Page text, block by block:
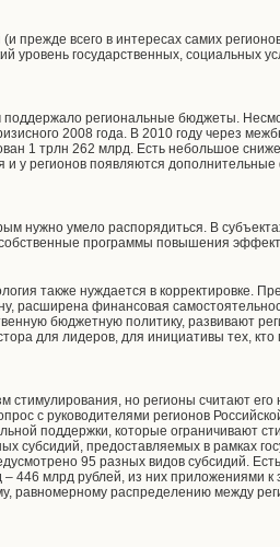
прежде всего в интересах самих
уровень государственных, социальных
региональные бюджеты.
2008 года. В 2010 году через
1 трлн 262 млрд. Есть небольшое
и у регионов появляются
нужно умело распорядиться. В
программы повышения
также нуждается в корректировке.
расширена финансовая
бюджетную политику, развивают
для лидеров, для инициативы тех, кто
но регионы считают его
с руководителями регионов
поддержки, которые ограничивают
субсидий, предоставляемых в рамках
95 разных видов субсидий.
446 млрд рублей, из них приложениями к
равномерному распределению между